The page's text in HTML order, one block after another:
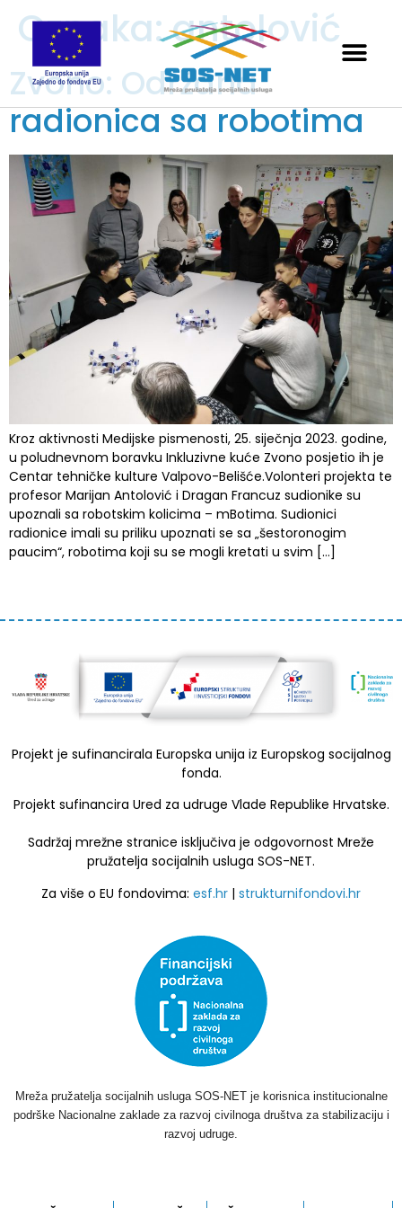
Oznaka:antolović
Zvono: Održana
radionica sa robotima
Kroz aktivnosti Medijske pismenosti, 25. siječnja 2023. godine,
u poludnevnom boravku Inkluzivne kuće Zvono posjetio ih je
Centar tehničke kulture Valpovo-Belišće.Volonteri projekta te
profesor Marijan Antolović i Dragan Francuz sudionike su
upoznali sa robotskim kolicima – mBotima. Sudionici
radionice imali su priliku upoznati se sa „šestoronogim
paucim“, robotima koji su se mogli kretati u svim […]
Projekt je sufinancirala Europska unija iz Europskog socijalnog
fonda.
Projekt sufinancira Ured za udruge Vlade Republike Hrvatske.
Sadržaj mrežne stranice isključiva je odgovornost Mreže
pružatelja socijalnih usluga SOS-NET.
Za više o EU fondovima: esf.hr | strukturnifondovi.hr
Mreža pružatelja socijalnih usluga SOS-NET je korisnica institucionalne
podrške Nacionalne zaklade za razvoj civilnoga društva za stabilizaciju i
razvoj udruge.